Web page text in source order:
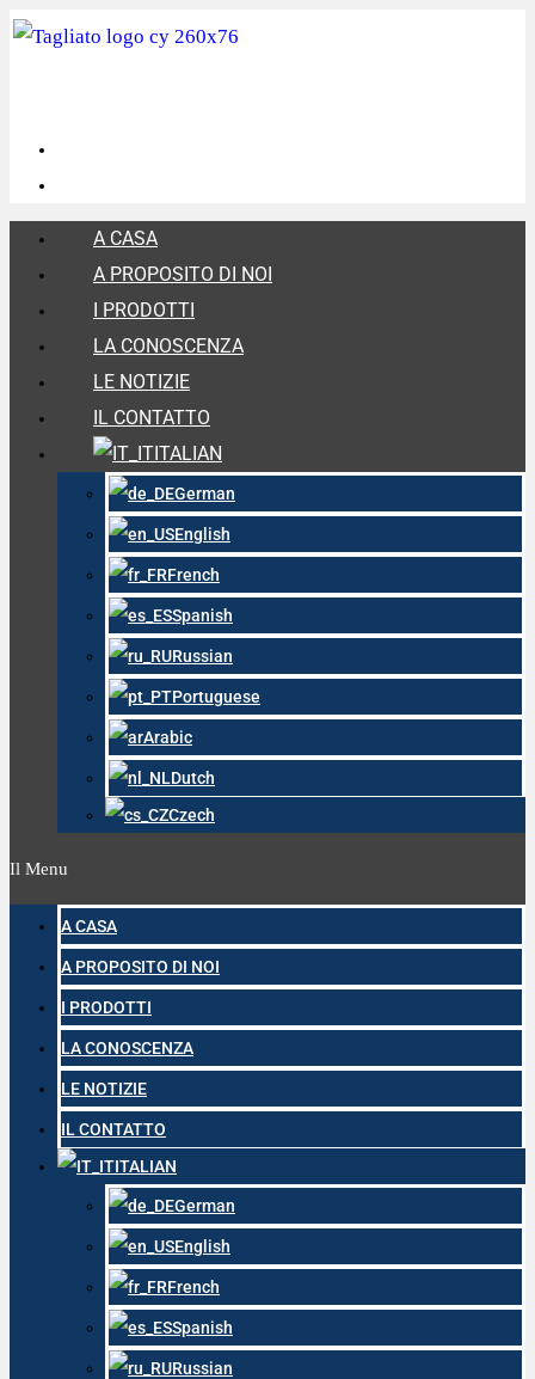
A CASA
A PROPOSITO DI NOI
I PRODOTTI
LA CONOSCENZA
LE NOTIZIE
IL CONTATTO
ITALIAN
German
English
French
Spanish
Russian
Portuguese
Arabic
Dutch
Czech
Il Menu
A CASA
A PROPOSITO DI NOI
I PRODOTTI
LA CONOSCENZA
LE NOTIZIE
IL CONTATTO
ITALIAN
German
English
French
Spanish
Russian